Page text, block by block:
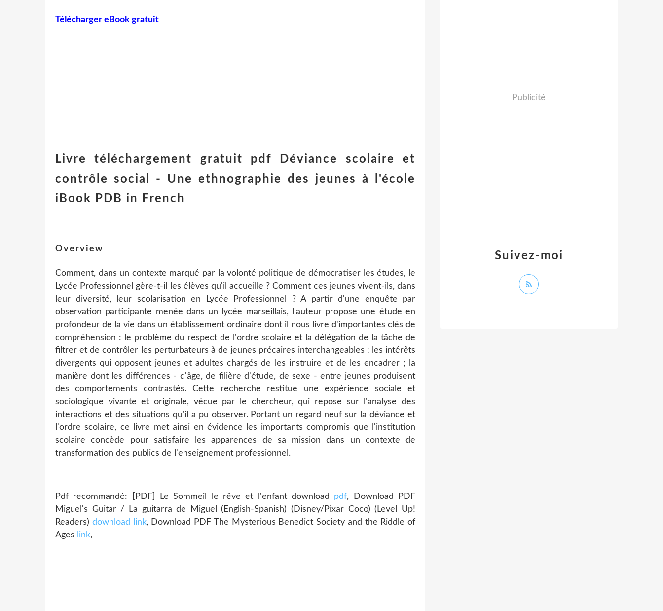
Télécharger eBook gratuit
Livre téléchargement gratuit pdf Déviance scolaire et
contrôle social - Une ethnographie des jeunes à l'école
iBook PDB in French
Overview
Comment, dans un contexte marqué par la volonté politique de démocratiser les études, le
Lycée Professionnel gère-t-il les élèves qu'il accueille ? Comment ces jeunes vivent-ils, dans
leur diversité, leur scolarisation en Lycée Professionnel ? A partir d'une enquête par
observation participante menée dans un lycée marseillais, l'auteur propose une étude en
profondeur de la vie dans un établissement ordinaire dont il nous livre d'importantes clés de
compréhension : le problème du respect de l'ordre scolaire et la délégation de la tâche de
filtrer et de contrôler les perturbateurs à de jeunes précaires interchangeables ; les intérêts
divergents qui opposent jeunes et adultes chargés de les instruire et de les encadrer ; la
manière dont les différences - d'âge, de filière d'étude, de sexe - entre jeunes produisent
des comportements contrastés. Cette recherche restitue une expérience sociale et
sociologique vivante et originale, vécue par le chercheur, qui repose sur l'analyse des
interactions et des situations qu'il a pu observer. Portant un regard neuf sur la déviance et
l'ordre scolaire, ce livre met ainsi en évidence les importants compromis que l'institution
scolaire concède pour satisfaire les apparences de sa mission dans un contexte de
transformation des publics de l'enseignement professionnel.
Pdf recommandé: [PDF] Le Sommeil le rêve et l'enfant download pdf, Download PDF
Miguel's Guitar / La guitarra de Miguel (English-Spanish) (Disney/Pixar Coco) (Level Up!
Readers) download link, Download PDF The Mysterious Benedict Society and the Riddle of
Ages
link,
Suivez-moi
Publicité